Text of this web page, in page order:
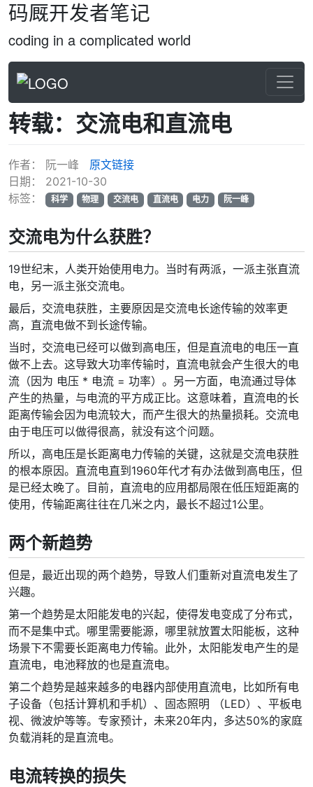
码厩开发者笔记
coding in a complicated world
转载：交流电和直流电
作者： 阮一峰
原文链接
日期： 2021-10-30
标签：
科学 物理 交流电 直流电 电力 阮一峰
交流电为什么获胜？
19世纪末，人类开始使用电力。当时有两派，一派主张直流
电，另一派主张交流电。
最后，交流电获胜，主要原因是交流电长途传输的效率更
高，直流电做不到长途传输。
当时，交流电已经可以做到高电压，但是直流电的电压一直
做不上去。这导致大功率传输时，直流电就会产生很大的电
流（因为 电压 * 电流 = 功率）。另一方面，电流通过导体
产生的热量，与电流的平方成正比。这意味着，直流电的长
距离传输会因为电流较大，而产生很大的热量损耗。交流电
由于电压可以做得很高，就没有这个问题。
所以，高电压是长距离电力传输的关键，这就是交流电获胜
的根本原因。直流电直到1960年代才有办法做到高电压，但
是已经太晚了。目前，直流电的应用都局限在低压短距离的
使用，传输距离往往在几米之内，最长不超过1公里。
两个新趋势
但是，最近出现的两个趋势，导致人们重新对直流电发生了
兴趣。
第一个趋势是太阳能发电的兴起，使得发电变成了分布式，
而不是集中式。哪里需要能源，哪里就放置太阳能板，这种
场景下不需要长距离电力传输。此外，太阳能发电产生的是
直流电，电池释放的也是直流电。
第二个趋势是越来越多的电器内部使用直流电，比如所有电
子设备（包括计算机和手机）、固态照明 （LED）、平板电
视、微波炉等等。专家预计，未来20年内，多达50%的家庭
负载消耗的是直流电。
电流转换的损失